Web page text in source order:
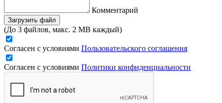
Комментарий
Загрузить файл
(До 3 файлов, макс. 2 MB каждый)
Согласен с условиями Пользовательского соглашения
Согласен с условиями Политики конфиденциальности